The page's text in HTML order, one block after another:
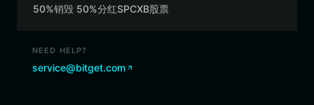
50%销毁 50%分红SPCXB股票
NEED HELP?
service@bitget.com